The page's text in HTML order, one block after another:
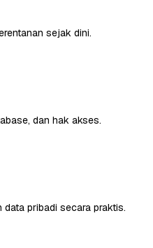
sejak dini.
dan hak akses.
pribadi secara praktis.